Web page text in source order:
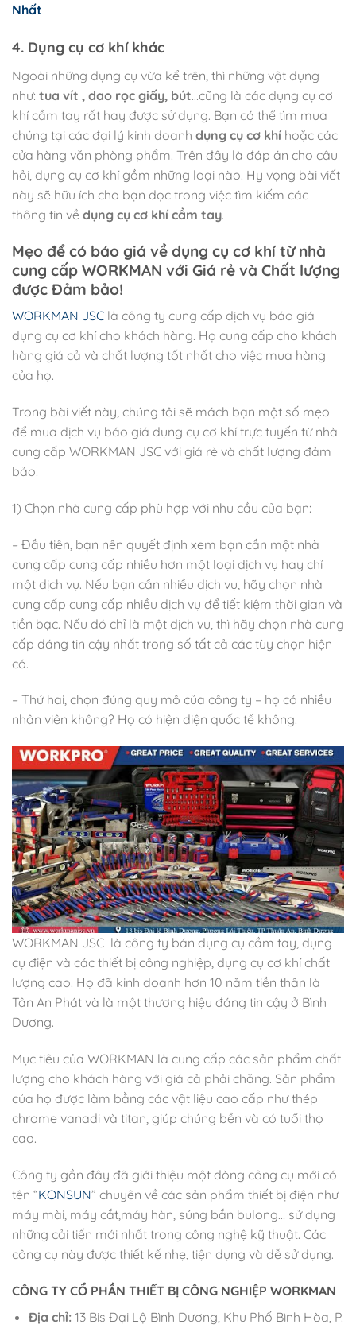
Nhất
4. Dụng cụ cơ khí khác
Ngoài những dụng cụ vừa kể trên, thì những vật dụng
như: tua vít , dao rọc giấy, bút…cũng là các dụng cụ cơ
khí cầm tay rất hay được sử dụng. Bạn có thể tìm mua
chúng tại các đại lý kinh doanh dụng cụ cơ khí hoặc các
cửa hàng văn phòng phẩm. Trên đây là đáp án cho câu
hỏi, dụng cụ cơ khí gồm những loại nào. Hy vọng bài viết
này sẽ hữu ích cho bạn đọc trong việc tìm kiếm các
thông tin về dụng cụ cơ khí cầm tay.
Mẹo để có báo giá về dụng cụ cơ khí từ nhà
cung cấp WORKMAN với Giá rẻ và Chất lượng
được Đảm bảo!
WORKMAN JSC là công ty cung cấp dịch vụ báo giá
dụng cụ cơ khí cho khách hàng. Họ cung cấp cho khách
hàng giá cả và chất lượng tốt nhất cho việc mua hàng
của họ.
Trong bài viết này, chúng tôi sẽ mách bạn một số mẹo
để mua dịch vụ báo giá dụng cụ cơ khí trực tuyến từ nhà
cung cấp WORKMAN JSC với giá rẻ và chất lượng đảm
bảo!
1) Chọn nhà cung cấp phù hợp với nhu cầu của bạn:
– Đầu tiên, bạn nên quyết định xem bạn cần một nhà
cung cấp cung cấp nhiều hơn một loại dịch vụ hay chỉ
một dịch vụ. Nếu bạn cần nhiều dịch vụ, hãy chọn nhà
cung cấp cung cấp nhiều dịch vụ để tiết kiệm thời gian và
tiền bạc. Nếu đó chỉ là một dịch vụ, thì hãy chọn nhà cung
cấp đáng tin cậy nhất trong số tất cả các tùy chọn hiện
có.
– Thứ hai, chọn đúng quy mô của công ty – họ có nhiều
nhân viên không? Họ có hiện diện quốc tế không.
WORKMAN JSC là công ty bán dụng cụ cầm tay, dụng
cụ điện và các thiết bị công nghiệp, dụng cụ cơ khí chất
lượng cao. Họ đã kinh doanh hơn 10 năm tiền thân là
Tân An Phát và là một thương hiệu đáng tin cậy ở Bình
Dương.
Mục tiêu của WORKMAN là cung cấp các sản phẩm chất
lượng cho khách hàng với giá cả phải chăng. Sản phẩm
của họ được làm bằng các vật liệu cao cấp như thép
chrome vanadi và titan, giúp chúng bền và có tuổi thọ
cao.
Công ty gần đây đã giới thiệu một dòng công cụ mới có
tên “KONSUN” chuyên về các sản phẩm thiết bị điện như
máy mài, máy cắt,máy hàn, súng bắn bulong… sử dụng
những cải tiến mới nhất trong công nghệ kỹ thuật. Các
công cụ này được thiết kế nhẹ, tiện dụng và dễ sử dụng.
CÔNG TY CỔ PHẦN THIẾT BỊ CÔNG NGHIỆP WORKMAN
Địa chỉ:13 Bis Đại Lộ Bình Dương, Khu Phố Bình Hòa, P.